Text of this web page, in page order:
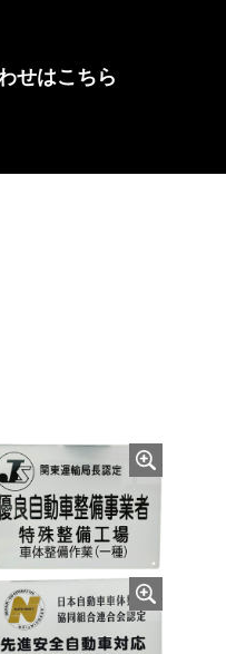
際にご同意いただいた
外部サービスから収集
利用するID
イバシー設定によりユ
報
るにあたって、当社
状況やそのご利用方法
ります。これには以下
情報
別子
るにあたって、当社
方法により個別に同意
用中の端末から収集し
わる利用者情報の具体
。
、本人確認、ユーザ
せはこちら